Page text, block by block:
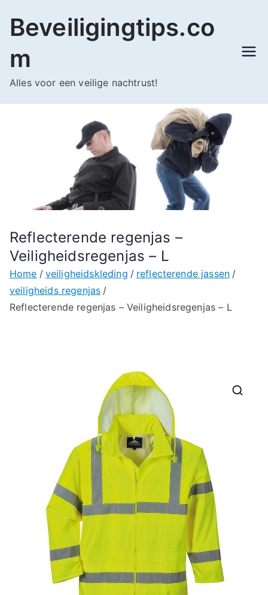
naar
inhoud
Beveiligingtips.co
m
Alles voor een veilige nachtrust!
Reflecterende regenjas –
Veiligheidsregenjas – L
Home veiligheidskleding
reflecterende jassen
veiligheids regenjas
Reflecterende regenjas – Veiligheidsregenjas – L